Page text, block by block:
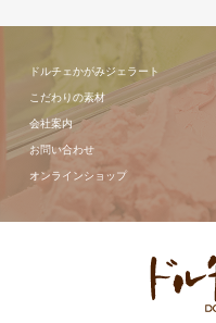
ドルチェかがみジェラート
こだわりの素材
会社案内
お問い合わせ
オンラインショップ